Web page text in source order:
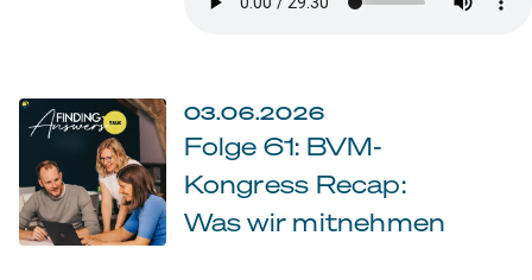
03.06.2026
Folge 61: BVM-
Kongress Recap:
Was wir mitnehmen